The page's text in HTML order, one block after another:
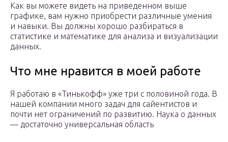
Как вы можете видеть на приведенном выше
графике, вам нужно приобрести различные умения
и навыки. Вы должны хорошо разбираться в
статистике и математике для анализа и визуализации
данных.
Что мне нравится в моей работе
Я работаю в «Тинькофф» уже три с половиной года. В
нашей компании много задач для сайентистов и
почти нет ограничений по развитию. Наука о данных
— достаточно универсальная область